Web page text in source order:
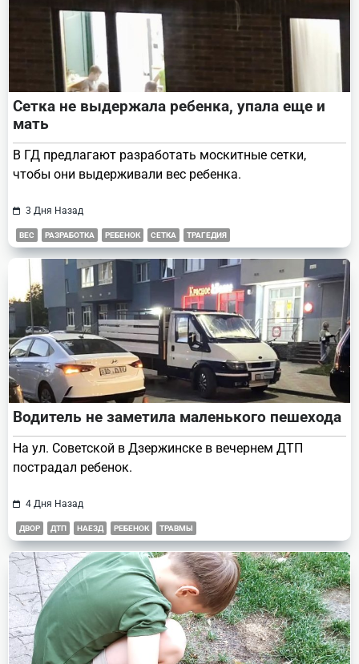
Сетка не выдержала ребенка, упала еще и
мать
В ГД предлагают разработать москитные сетки,
чтобы они выдерживали вес ребенка.
3 Дня Назад
ВЕС РАЗРАБОТКА РЕБЕНОК СЕТКА ТРАГЕДИЯ
Водитель не заметила маленького пешехода
На ул. Советской в Дзержинске в вечернем ДТП
пострадал ребенок.
4 Дня Назад
ДВОР ДТП НАЕЗД РЕБЕНОК ТРАВМЫ